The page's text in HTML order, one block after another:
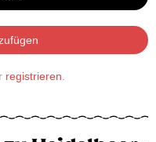
registrieren